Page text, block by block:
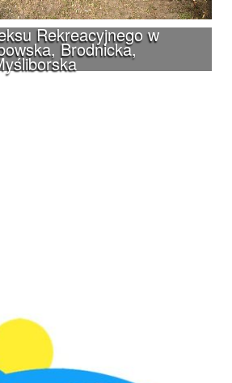
Rekreacyjnego w
Brodnicka,